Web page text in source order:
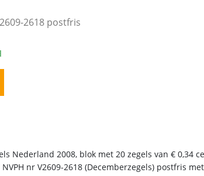
2618 postfris
Nederland 2008, blok met 20 zegels van € 0,34
nr V2609-2618 (Decemberzegels) postfris